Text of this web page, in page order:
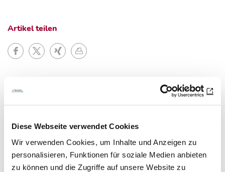
Diese Webseite verwendet Cookies
Wir verwenden Cookies, um Inhalte und Anzeigen zu
personalisieren, Funktionen für soziale Medien anbieten
zu können und die Zugriffe auf unsere Website zu
Newsletter­anmeldung
Bleiben Sie auf dem Laufenden. Der MT-Dialog-
Artikel teilen